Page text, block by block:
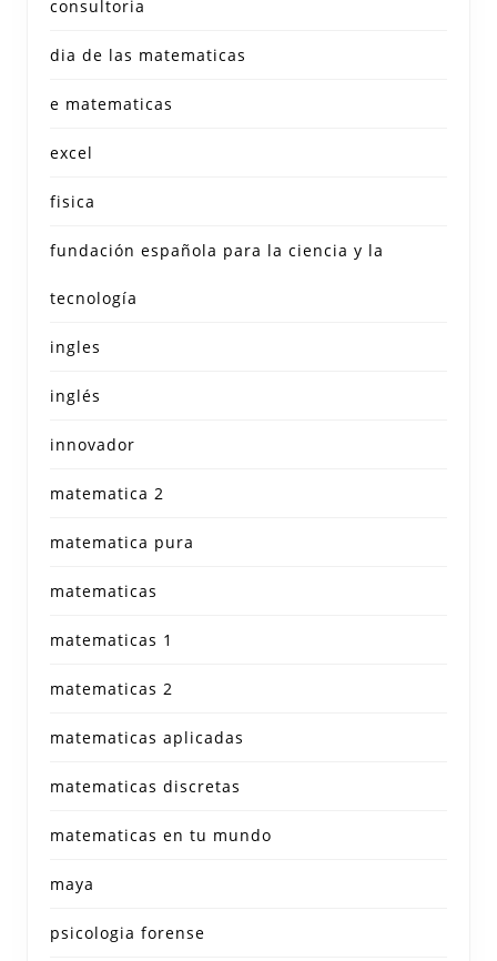
consultoria
dia de las matematicas
e matematicas
excel
fisica
fundación española para la ciencia y la
tecnología
ingles
inglés
innovador
matematica 2
matematica pura
matematicas
matematicas 1
matematicas 2
matematicas aplicadas
matematicas discretas
matematicas en tu mundo
maya
psicologia forense